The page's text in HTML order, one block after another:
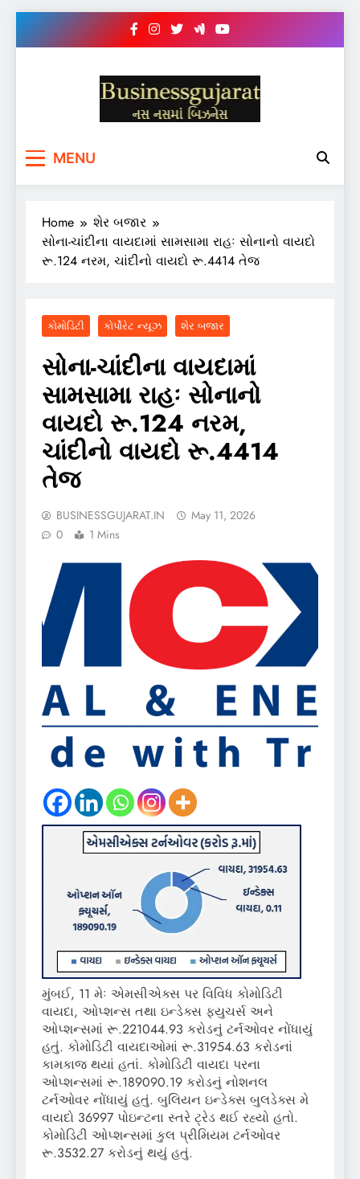
BUSINESS GUJARAT
MENU
Home
શેર બજાર
સોના-ચાંદીના વાયદામાં સામસામા રાહઃ સોનાનો વાયદો
રૂ.124 નરમ, ચાંદીનો વાયદો રૂ.4414 તેજ
કોમોડિટી કોર્પોરેટ ન્યૂઝ શેર બજાર
સોના-ચાંદીના વાયદામાં
સામસામા રાહઃ સોનાનો
વાયદો રૂ.124 નરમ,
ચાંદીનો વાયદો રૂ.4414
તેજ
BUSINESSGUJARAT.IN
May 11, 2026
0
1 Mins
મુંબઈ, 11 મેઃ એમસીએક્સ પર વિવિધ કોમોડિટી
વાયદા, ઓપ્શન્સ તથા ઇન્ડેક્સ ફ્યુચર્સ અને
ઓપ્શન્સમાં રૂ.221044.93 કરોડનું ટર્નઓવર નોંધાયું
હતું. કોમોડિટી વાયદાઓમાં રૂ.31954.63 કરોડનાં
કામકાજ થયાં હતાં. કોમોડિટી વાયદા પરના
ઓપ્શન્સમાં રૂ.189090.19 કરોડનું નોશનલ
ટર્નઓવર નોંધાયું હતું. બુલિયન ઇન્ડેક્સ બુલડેક્સ મે
વાયદો 36997 પોઇન્ટના સ્તરે ટ્રેડ થઈ રહ્યો હતો.
કોમોડિટી ઓપ્શન્સમાં કુલ પ્રીમિયમ ટર્નઓવર
રૂ.3532.27 કરોડનું થયું હતું.